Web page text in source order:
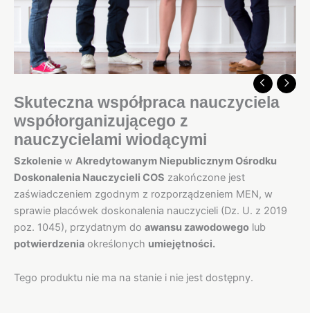
Skuteczna współpraca nauczyciela
współorganizującego z
nauczycielami wiodącymi
Szkolenie w Akredytowanym Niepublicznym Ośrodku
Doskonalenia Nauczycieli COS zakończone jest
zaświadczeniem zgodnym z rozporządzeniem MEN, w
sprawie placówek doskonalenia nauczycieli (Dz. U. z 2019
poz. 1045), przydatnym do awansu zawodowego lub
potwierdzenia określonych umiejętności.
Tego produktu nie ma na stanie i nie jest dostępny.